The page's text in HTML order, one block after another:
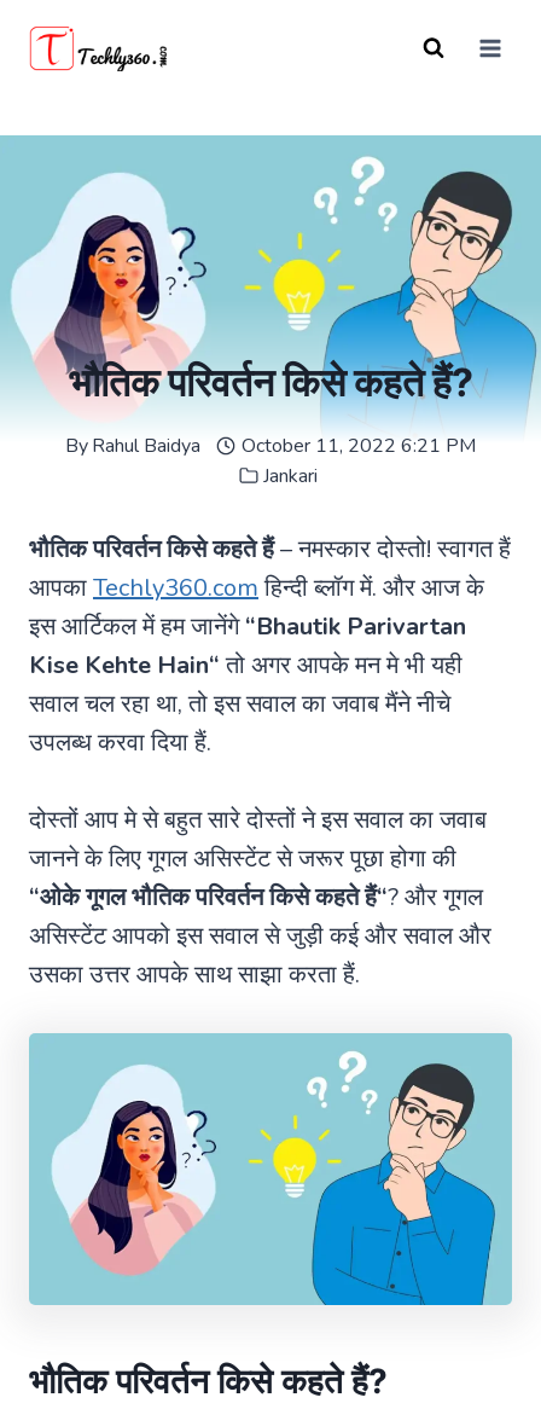
भौतिक परिवर्तन किसे कहते हैं?
ByRahul Baidya
October 11, 2022 6:21 PM
Jankari
भौतिक परिवर्तन किसे कहते हैं– नमस्कार दोस्तो! स्वागत हैं
आपकाTechly360.comहिन्दी ब्लॉग में. और आज के
इस आर्टिकल में हम जानेंगे“Bhautik Parivartan
Kise Kehte Hain“तो अगर आपके मन मे भी यही
सवाल चल रहा था, तो इस सवाल का जवाब मैंने नीचे
उपलब्ध करवा दिया हैं.
दोस्तों आप मे से बहुत सारे दोस्तों ने इस सवाल का जवाब
जानने के लिए गूगल असिस्टेंट से जरूर पूछा होगा की
“ओके गूगलभौतिक परिवर्तन किसे कहते हैं“? और गूगल
असिस्टेंट आपको इस सवाल से जुड़ी कई और सवाल और
उसका उत्तर आपके साथ साझा करता हैं.
भौतिक परिवर्तन किसे कहते हैं?